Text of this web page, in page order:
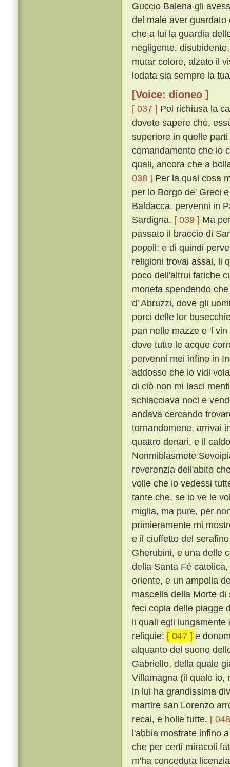
Guccio Balena gli
del male aver
che a lui la guardia
negligente,
mutar colore, alzato il
lodata sia sempre la
[Voice: dioneo ]
[ 037 ] Poi richiusa la
dovete sapere che,
superiore in quelle
comandamento che io
quali, ancora che a
038 ] Per la qual cosa
per lo Borgo de' Greci
Baldacca, pervenni in
Sardigna. [ 039 ] Ma
passato il braccio di
popoli; e di quindi
religioni trovai assai, li
poco dell'altrui fatiche
moneta spendendo
d' Abruzzi, dove gli
porci delle lor
pan nelle mazze e 'l
dove tutte le acque
pervenni mei infino in
addosso che io vidi
di ciò non mi lasci
schiacciava noci e
andava cercando
tornandomene, arrivai
quattro denari, e il
Nonmiblasmete
reverenzia dell'abito
volle che io vedessi
tante che, se io ve le
miglia, ma pure, per
primieramente mi
e il ciuffetto del
Gherubini, e una delle
della Santa Fé
oriente, e un ampolla
mascella della Morte
feci copia delle piagge
li quali egli
reliquie: [ 047 ] e
alquanto del suono
Gabriello, della quale
Villamagna (il quale io,
in lui ha grandissima
martire san Lorenzo
recai, e holle tutte. [
l'abbia mostrate infino
che per certi miracoli
m'ha conceduta